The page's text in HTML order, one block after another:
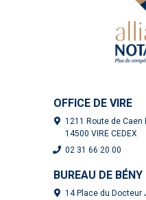
OFFICE DE VIRE
1211 Route de Caen
14500 VIRE CEDEX
02 31 66 20 00
BUREAU DE
14 Place du Docteur